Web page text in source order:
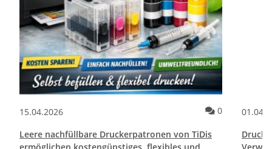
15.04.2026 Kommentare
0
Leere nachfüllbare Druckerpatronen von TiDis
ermöglichen kostengünstiges, flexibles und